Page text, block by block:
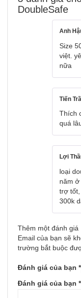
DoubleSafe
Anh
Size
việt.
nữa
Tiến
Thích
quá
Lợi
loại
năm
trợ
300k
Thêm một đánh giá
Email của bạn sẽ
trường bắt buộc
Đánh giá của bạn *
Đánh giá của bạn *